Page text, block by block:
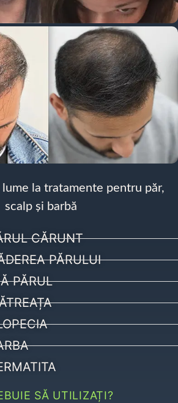
lume la tratamente pentru păr,
scalp și barbă
CĂRUNT
PĂRULUI
PĂRUL
SĂ UTILIZAȚI?